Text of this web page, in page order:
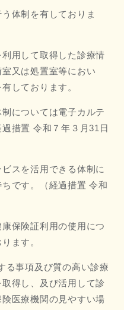
体制を有しておりま
利用して取得した診療情
又は処置室等におい
しております。
については電子カルテ
措置 令和７年３月31日
スを活用できる体制に
です。（経過措置 令和
保険証利用の使用につ
ます。
る事項及び質の高い診療
得し、及び活用して診
医療機関の見やすい場